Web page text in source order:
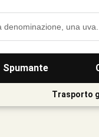
Spumante
Trasporto